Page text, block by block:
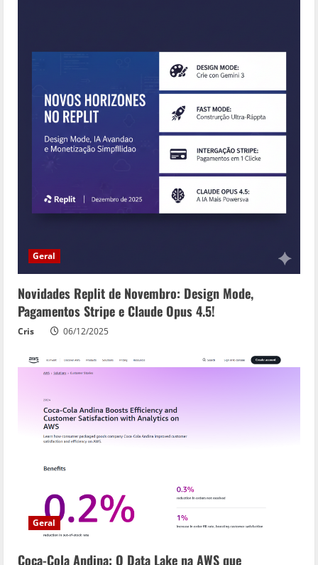
Geral
Novidades Replit de Novembro: Design Mode,
Pagamentos Stripe e Claude Opus 4.5!
Cris 06/12/2025
Geral
Coca-Cola Andina: O Data Lake na AWS que